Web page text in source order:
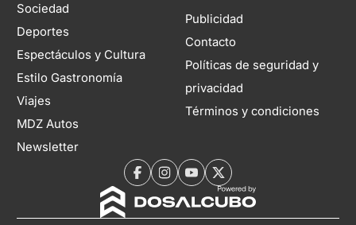
Sociedad
Deportes
Espectáculos y Cultura
Estilo Gastronomía
Viajes
MDZ Autos
Newsletter
Publicidad
Contacto
Políticas de seguridad y
privacidad
Términos y condiciones